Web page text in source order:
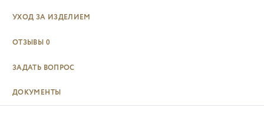
УХОД ЗА ИЗДЕЛИЕМ
ОТЗЫВЫ 0
ЗАДАТЬ ВОПРОС
ДОКУМЕНТЫ